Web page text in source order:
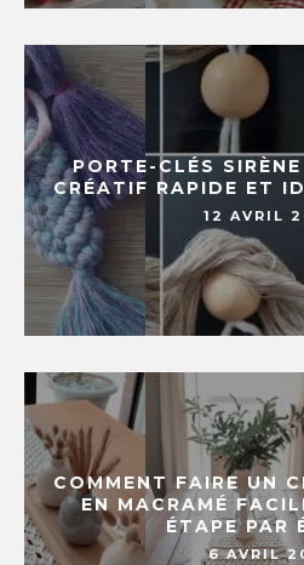
PORTE-CLÉS
CRÉATIF RAPIDE ET
12 AVRIL
COMMENT FAIRE UN
EN MACRAMÉ
ÉTAPE PAR
6 AVRIL